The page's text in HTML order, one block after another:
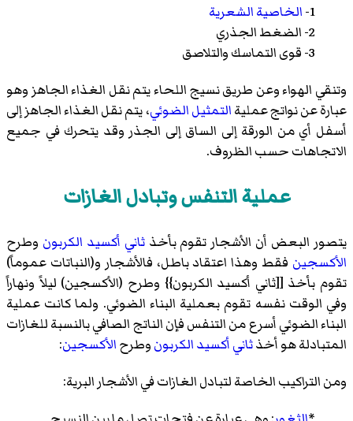
1- الخاصية الشعرية
2- الضغط الجذري
3- قوى التماسك والتلاصق
وتنقي الهواء وعن طريقنسيج اللحاءيتم نقل الغذاء الجاهز وهو
عبارة عن نواتج عمليةالتمثيل الضوئي، يتم نقل الغذاء الجاهز إلى
أسفل أي من الورقة إلى الساق إلى الجذر وقد يتحرك في جميع
الاتجاهات حسب الظروف.
عملية التنفس وتبادل الغازات
يتصور البعض أن الأشجار تقوم بأخذثاني أكسيد الكربون وطرح
الأكسجين فقط وهذا اعتقاد باطل، فالأشجار و(النباتات عموماً)
تقوم بأخذ [[ثاني أكسيد الكربون}} وطرح (الأكسجين) ليلاً ونهاراً
وفي الوقت نفسه تقوم بعملية البناء الضوئي. ولما كانت عملية
البناء الضوئي أسرع من التنفس فإن الناتج الصافي بالنسبة للغازات
المتبادلة هو أخذثاني أكسيد الكربونوطرحالأكسجين:
ومن التراكيب الخاصة لتبادل الغازات فيالأشجار البرية: